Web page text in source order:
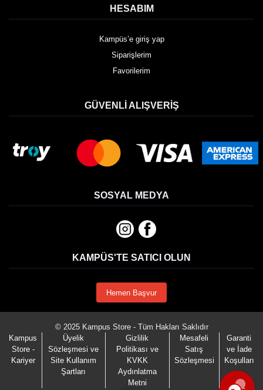
HESABIM
Kampüs’e giriş yap
Siparişlerim
Favorilerim
GÜVENLI ALIŞVERIŞ
SOSYAL MEDYA
KAMPÜS'TE SATICI OLUN
Hemen Başvur
© 2025 Kampus Store - Tüm Hakları Saklıdır
Kampus
Store -
Kariyer
Üyelik
Sözleşmesi ve
Site Kullanım
Şartları
Gizlilik
Politikası ve
KVKK
Aydınlatma
Metni
Mesafeli
Satış
Sözleşmesi
Garanti
ve İade
Koşulları